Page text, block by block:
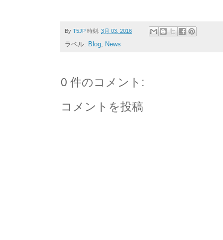
By T5JP 時刻: 3月 03, 2016
ラベル: Blog, News
0 件のコメント:
コメントを投稿